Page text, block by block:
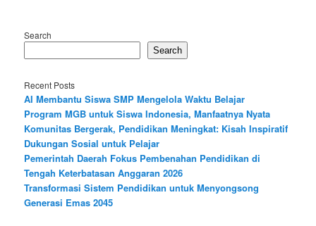
Search
Search
Recent Posts
AI Membantu Siswa SMP Mengelola Waktu Belajar
Program MGB untuk Siswa Indonesia, Manfaatnya Nyata
Komunitas Bergerak, Pendidikan Meningkat: Kisah Inspiratif
Dukungan Sosial untuk Pelajar
Pemerintah Daerah Fokus Pembenahan Pendidikan di
Tengah Keterbatasan Anggaran 2026
Transformasi Sistem Pendidikan untuk Menyongsong
Generasi Emas 2045